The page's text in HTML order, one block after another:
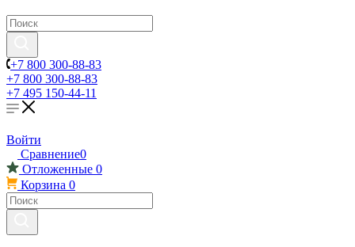
+7 800 300-88-83
+7 800 300-88-83
+7 495 150-44-11
Войти
Сравнение0
Отложенные 0
Корзина 0